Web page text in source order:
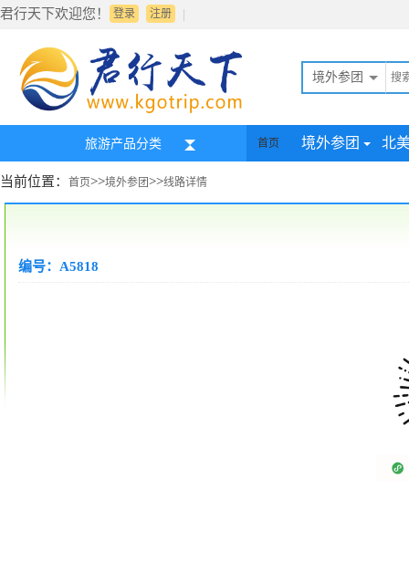
君行天下欢迎您！ 登录 |
注册
境外参团
旅游产品分类 首页 境外参团 北
当前位置： 首页>>境外参团>>线路详情
编号：A5818